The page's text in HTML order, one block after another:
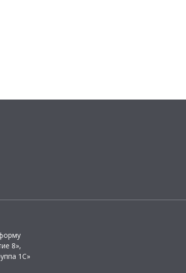
8»,
1С»